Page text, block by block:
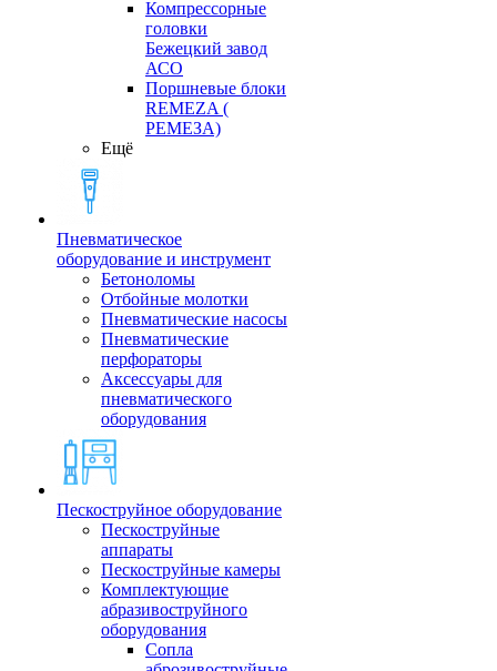
Компрессорные
головки
Бежецкий завод
АСО
Поршневые блоки
REMEZA (
РЕМЕЗА)
Ещё
Пневматическое
оборудование и инструмент
Бетоноломы
Отбойные молотки
Пневматические насосы
Пневматические
перфораторы
Аксессуары для
пневматического
оборудования
Пескоструйное оборудование
Пескоструйные
аппараты
Пескоструйные камеры
Комплектующие
абразивоструйного
оборудования
Сопла